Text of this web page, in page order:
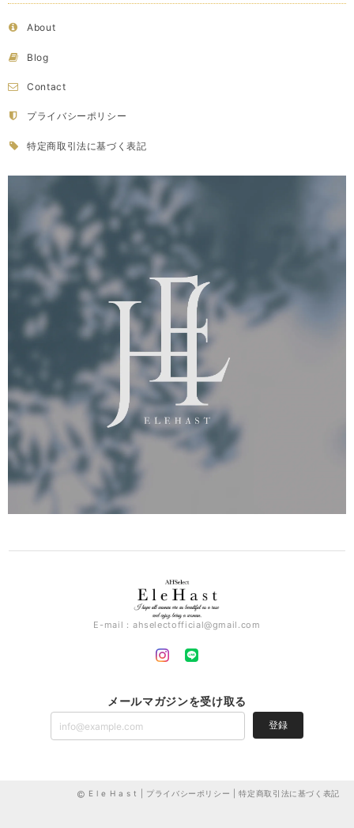
About
Blog
Contact
プライバシーポリシー
特定商取引法に基づく表記
E-mail： ahselectofficial@gmail.com
メールマガジンを受け取る
登録
E l e H a s t | プライバシーポリシー |特定商取引法に基づく表記